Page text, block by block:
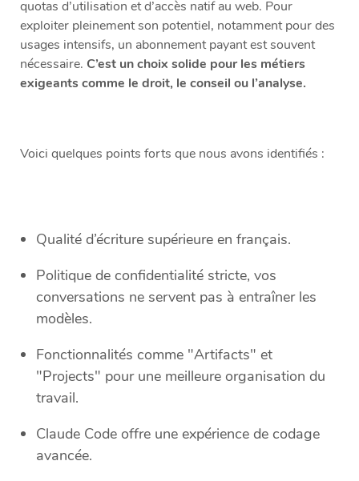
quotas d’utilisation et d’accès natif au web. Pour
exploiter pleinement son potentiel, notamment pour des
usages intensifs, un abonnement payant est souvent
nécessaire. C’est un choix solide pour les métiers
exigeants comme le droit, le conseil ou l’analyse.
Voici quelques points forts que nous avons identifiés :
Qualité d’écriture supérieure en français.
Politique de confidentialité stricte, vos
conversations ne servent pas à entraîner les
modèles.
Fonctionnalités comme "Artifacts" et
"Projects" pour une meilleure organisation du
travail.
Claude Code offre une expérience de codage
avancée.